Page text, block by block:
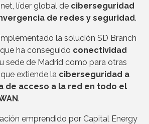
líder global de ciberseguridad
de redes y seguridad.
la solución SD Branch
ha conseguido conectividad
sede de Madrid como para otras
extiende la ciberseguridad a
de acceso a la red en todo el
.
emprendido por Capital Energy